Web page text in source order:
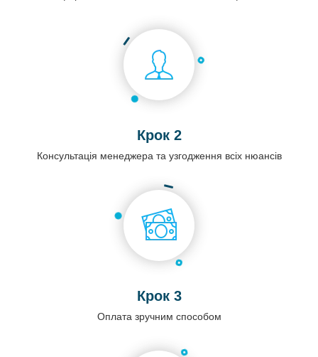
Крок 2
Консультація менеджера та узгодження всіх нюансів
Крок 3
Оплата зручним способом